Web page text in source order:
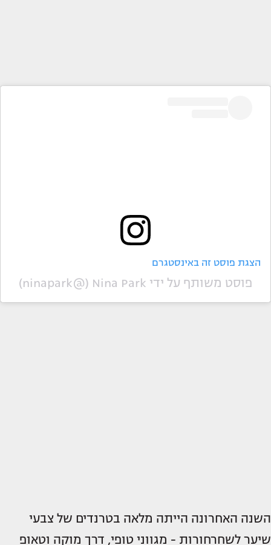
הצגת פוסט זה באינסטגרם
פוסט משותף על ידי ‏‎Nina Park‎‏ (@‏‎ninapark‎‏)
השנה האחרונה הייתה מלאה בטרנדים של צבעי
שיער לשחרחורות - מגווני טופי, דרך מוקה וטאופ